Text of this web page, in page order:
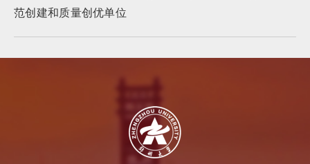
范创建和质量创优单位